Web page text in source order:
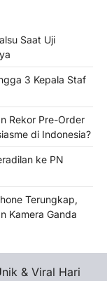
Saat Uji
3 Kepala Staf
Rekor Pre-Order
di Indonesia?
ke PN
Terungkap,
Kamera Ganda
& Viral Hari